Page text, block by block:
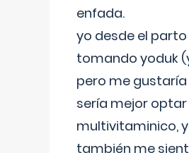
enfada.
yo desde el
tomando yoduk
pero me gustaría
sería mejor optar
multivitaminico,
también me